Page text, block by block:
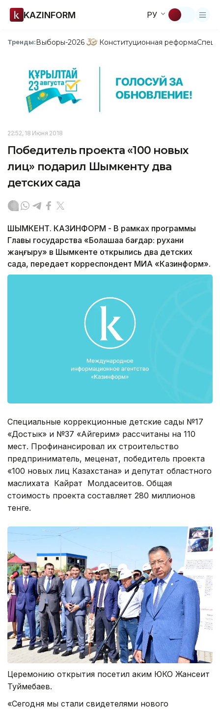
KAZINFORM РУ
Тренды:Выборы-2026 Конституционная реформа
22:52, 18 Июня 2018
Победитель проекта «100 новых
лиц» подарил Шымкенту два
детских сада
ШЫМКЕНТ. КАЗИНФОРМ - В рамках программы
Главы государства «Болашаққа бағдар: рухани
жаңғыру» в Шымкенте открылись два детских
сада, передает корреспондент МИА «Казинформ».
Специальные коррекционные детские сады №17
«Достык» и №37 «Айгерим» рассчитаны на 110
мест. Профинансировал их строительство
предприниматель, меценат, победитель проекта
«100 новых лиц Казахстана» и депутат областного
маслихата Кайрат Молдасеитов. Общая
стоимость проекта составляет 280 миллионов
тенге.
Церемонию открытия посетил аким ЮКО Жансеит
Туймебаев.
«Сегодня мы стали свидетелями нового